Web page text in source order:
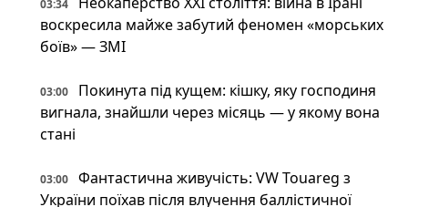
03:34
воскресила майже забутий феномен «морських
боїв» — ЗМІ
03:00
Покинута під кущем: кішку, яку господиня
вигнала, знайшли через місяць — у якому вона
стані
03:00
Фантастична живучість: VW Touareg з
України поїхав після влучення баллістичної